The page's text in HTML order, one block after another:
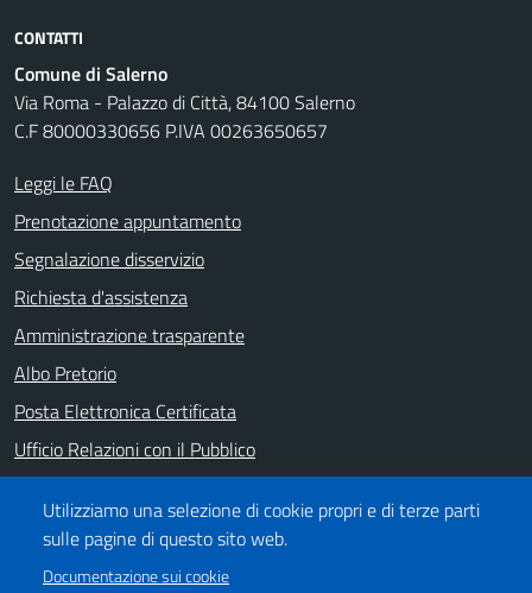
Utilizziamo una selezione di cookie propri e di terze parti
sulle pagine di questo sito web.
Documentazione sui cookie
CONTATTI
Comune di Salerno
Via Roma - Palazzo di Città, 84100 Salerno
C.F 80000330656 P.IVA 00263650657
Leggi le FAQ
Prenotazione appuntamento
Segnalazione disservizio
Richiesta d'assistenza
Amministrazione trasparente
Albo Pretorio
Posta Elettronica Certificata
Ufficio Relazioni con il Pubblico
Informativa privacy